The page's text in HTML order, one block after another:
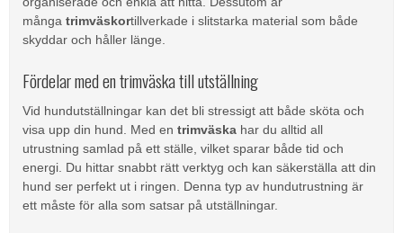
många trimväskortillverkade i slitstarka material som både
skyddar och håller länge.
Fördelar med en trimväska till utställning
Vid hundutställningar kan det bli stressigt att både sköta och
visa upp din hund. Med en trimväska har du alltid all
utrustning samlad på ett ställe, vilket sparar både tid och
energi. Du hittar snabbt rätt verktyg och kan säkerställa att din
hund ser perfekt ut i ringen. Denna typ av hundutrustning är
ett måste för alla som satsar på utställningar.